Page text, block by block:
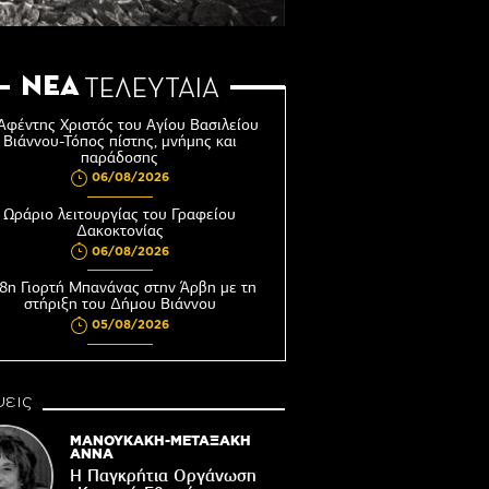
ΝΕΑ ΤΕΛΕΥΤΑΙΑ
Χριστός του Αγίου Βασιλείου
Βιάννου-Τόπος πίστης, μνήμης και
παράδοσης
06/08/2026
Ωράριο λειτουργίας του Γραφείου
Δακοκτονίας
06/08/2026
Γιορτή Μπανάνας στην Άρβη με τη
στήριξη του Δήμου Βιάννου
05/08/2026
μετεωρολογικός σταθμός στον
οι «Τέχνες του Νότου»
05/08/2026
ΜΑΝΟΥΚΑΚΗ-ΜΕΤΑΞΑΚΗ
ΑΝΝΑ
Η Παγκρήτια Οργάνωση